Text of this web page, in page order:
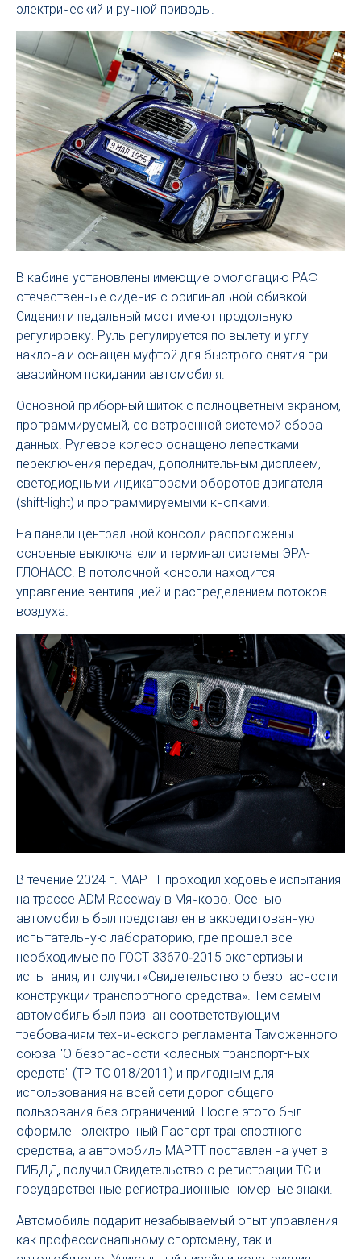
электрический и ручной приводы.
В кабине установлены имеющие омологацию РАФ
отечественные сидения с оригинальной обивкой.
Сидения и педальный мост имеют продольную
регулировку. Руль регулируется по вылету и углу
наклона и оснащен муфтой для быстрого снятия при
аварийном покидании автомобиля.
Основной приборный щиток с полноцветным экраном,
программируемый, со встроенной системой сбора
данных. Рулевое колесо оснащено лепестками
переключения передач, дополнительным дисплеем,
светодиодными индикаторами оборотов двигателя
(shift-light) и программируемыми кнопками.
На панели центральной консоли расположены
основные выключатели и терминал системы ЭРА-
ГЛОНАСС. В потолочной консоли находится
управление вентиляцией и распределением потоков
воздуха.
В течение 2024 г. МАРТТ проходил ходовые испытания
на трассе ADM Raceway в Мячково. Осенью
автомобиль был представлен в аккредитованную
испытательную лабораторию, где прошел все
необходимые по ГОСТ 33670‑2015 экспертизы и
испытания, и получил «Свидетельство о безопасности
конструкции транспортного средства». Тем самым
автомобиль был признан соответствующим
требованиям технического регламента Таможенного
союза "О безопасности колесных транспорт-ных
средств" (ТР ТС 018/2011) и пригодным для
использования на всей сети дорог общего
пользования без ограничений. После этого был
оформлен электронный Паспорт транспортного
средства, а автомобиль МАРТТ поставлен на учет в
ГИБДД, получил Свидетельство о регистрации ТС и
государственные регистрационные номерные знаки.
Автомобиль подарит незабываемый опыт управления
как профессиональному спортсмену, так и